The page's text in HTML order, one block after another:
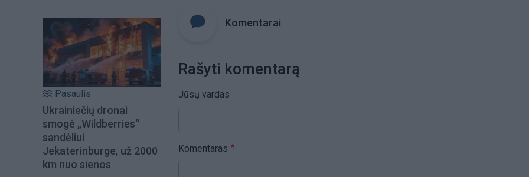
Pasaulis
Ukrainiečių dronai
smogė „Wildberries“
sandėliui
Jekaterinburge, už 2000
km nuo sienos
Komentarai
Rašyti komentarą
Jūsų vardas
Komentaras